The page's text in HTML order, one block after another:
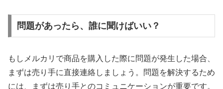
問題があったら、誰に聞けばいい？
もしメルカリで商品を購入した際に問題が発生した場合、
まずは売り手に直接連絡しましょう。問題を解決するため
には、まずは売り手とのコミュニケーションが重要です。